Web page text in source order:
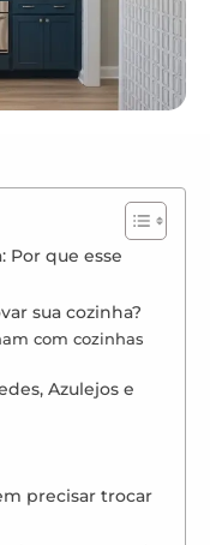
Por que esse
sua cozinha?
com cozinhas
Azulejos e
precisar trocar